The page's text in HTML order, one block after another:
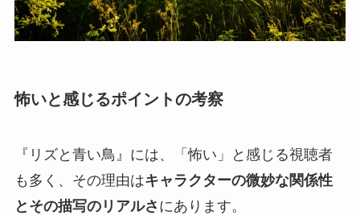
怖いと感じるポイントの考察
『リズと青い鳥』には、「怖い」と感じる視聴者
も多く、その理由はキャラクターの微妙な関係性
とその描写のリアルさ にあります。